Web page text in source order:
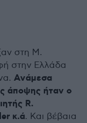
στη Μ.
στην Ελλάδα
Ανάμεσα
άποψης ήταν ο
R.
κ.ά. Και βέβαια